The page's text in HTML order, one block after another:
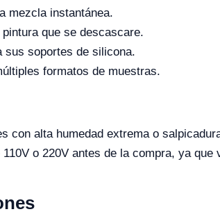
mezcla instantánea.
que se descascare.
sus soportes de silicona.
formatos de muestras.
con alta humedad extrema o
o 220V antes de la compra, ya que